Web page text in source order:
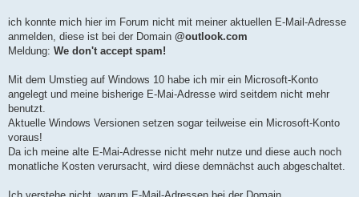
a
ich konnte mich hier im Forum nicht mit meiner aktuellen E-Mail-Adresse
anmelden, diese ist bei der Domain @outlook.com
Meldung: We don't accept spam!
Mit dem Umstieg auf Windows 10 habe ich mir ein Microsoft-Konto
angelegt und meine bisherige E-Mai-Adresse wird seitdem nicht mehr
benutzt.
Aktuelle Windows Versionen setzen sogar teilweise ein Microsoft-Konto
voraus!
Da ich meine alte E-Mai-Adresse nicht mehr nutze und diese auch noch
monatliche Kosten verursacht, wird diese demnächst auch abgeschaltet.